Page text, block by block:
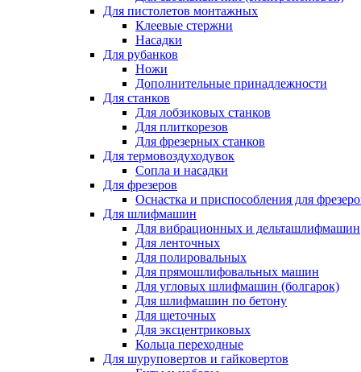
Для пистолетов монтажных
Клеевые стержни
Насадки
Для рубанков
Ножи
Дополнительные принадлежности
Для станков
Для лобзиковых станков
Для плиткорезов
Для фрезерных станков
Для термовоздуходувок
Сопла и насадки
Для фрезеров
Оснастка и приспособления для
Для шлифмашин
Для вибрационных и дельташлифмашин
Для ленточных
Для полировальных
Для прямошлифовальных машин
Для угловых шлифмашин (болгарок)
Для шлифмашин по бетону
Для щеточных
Для эксцентриковых
Кольца переходные
Для шуруповертов и гайковертов